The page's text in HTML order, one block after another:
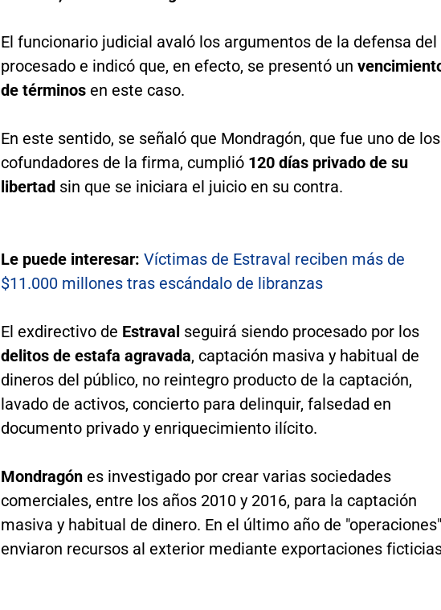
El funcionario judicial avaló los argumentos de la defensa del
procesado e indicó que, en efecto, se presentó un
de términosen este caso.
En este sentido, se señaló que Mondragón, que fue uno de los
cofundadores de la firma, cumplió 120 días privado de su
libertadsin que se iniciara el juicio en su contra.
Le puede interesar: Víctimas de Estraval reciben más de
$11.000 millones tras escándalo de libranzas
El exdirectivo de Estraval seguirá siendo procesado por los
delitos de estafa agravada, captación masiva y habitual de
dineros del público, no reintegro producto de la captación,
lavado de activos, concierto para delinquir, falsedad en
documento privado y enriquecimiento ilícito.
Mondragónes investigado por crear varias sociedades
comerciales, entre los años 2010 y 2016, para la captación
masiva y habitual de dinero. En el último año de "operaciones"
enviaron recursos al exterior mediante exportaciones